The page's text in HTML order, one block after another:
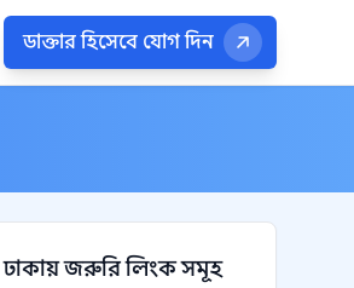
ডাক্তার হিসেবে যোগ দিন
ঢাকায় জরুরি লিংক সমূহ